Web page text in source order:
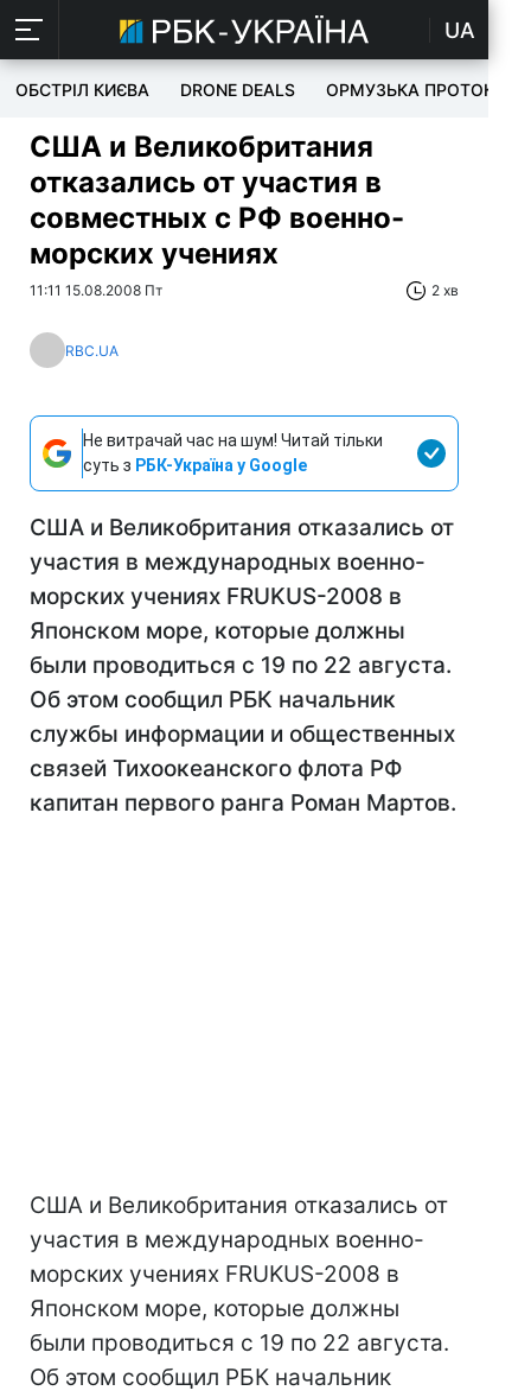
UA
ОБСТРІЛ КИЄВА DRONE DEALS ОРМУЗЬКА ПРОТОКА
США и Великобритания
отказались от участия в
совместных с РФ военно-
морских учениях
11:11 15.08.2008 Пт 2 хв
RBC.UA
Не витрачай час на шум! Читай тільки
суть з РБК-Україна у Google
США и Великобритания отказались от
участия в международных военно-
морских учениях FRUKUS-2008 в
Японском море, которые должны
были проводиться с 19 по 22 августа.
Об этом сообщил РБК начальник
службы информации и общественных
связей Тихоокеанского флота РФ
капитан первого ранга Роман Мартов.
США и Великобритания отказались от
участия в международных военно-
морских учениях FRUKUS-2008 в
Японском море, которые должны
были проводиться с 19 по 22 августа.
Об этом сообщил РБК начальник